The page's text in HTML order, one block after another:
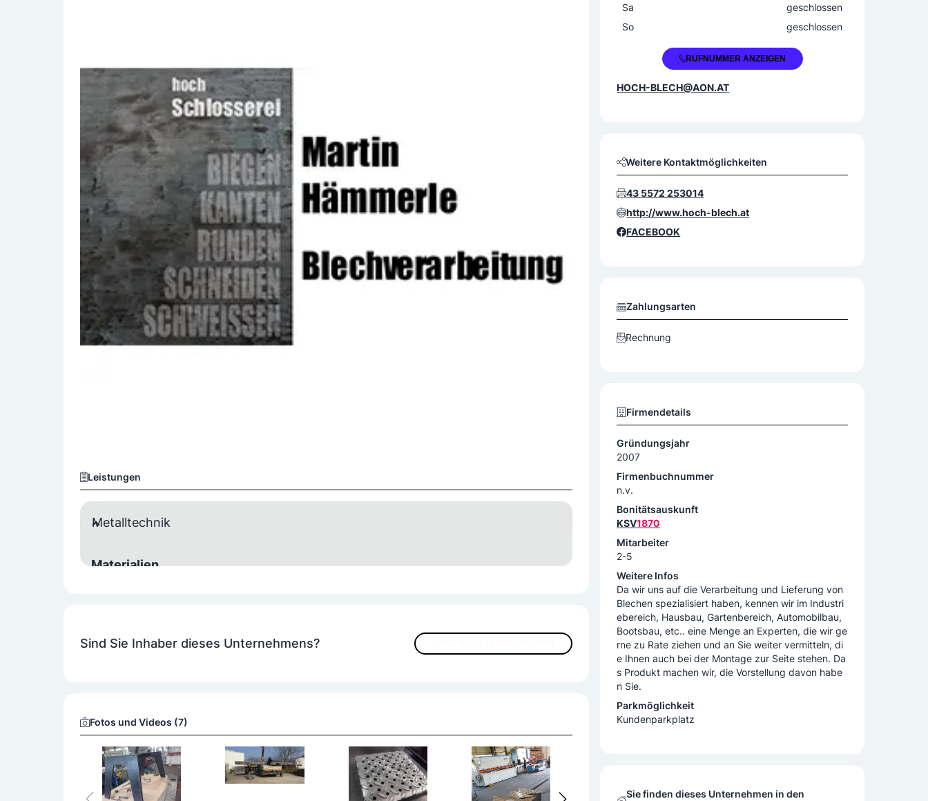
Leistungen
Metalltechnik
Materialien
Zusatzangebot
Sind Sie Inhaber dieses Unternehmens?
Fotos und Videos (7)
Sa
geschlossen
So
geschlossen
+43 5572 25301RUFNUMMER ANZEIGEN
HOCH-BLECH@AON.AT
Weitere Kontaktmöglichkeiten
43 5572 253014
http://www.hoch-blech.at
FACEBOOK
Zahlungsarten
Rechnung
Firmendetails
Gründungsjahr
2007
Firmenbuchnummer
n.v.
Bonitätsauskunft
KSV1870
Mitarbeiter
2-5
Weitere Infos
Da wir uns auf die Verarbeitung und Lieferung von
Blechen spezialisiert haben, kennen wir im Industri
ebereich, Hausbau, Gartenbereich, Automobilbau,
Bootsbau, etc.. eine Menge an Experten, die wir ge
rne zu Rate ziehen und an Sie weiter vermitteln, di
e Ihnen auch bei der Montage zur Seite stehen. Da
s Produkt machen wir, die Vorstellung davon habe
n Sie.
Parkmöglichkeit
Kundenparkplatz
Sie finden dieses Unternehmen in den